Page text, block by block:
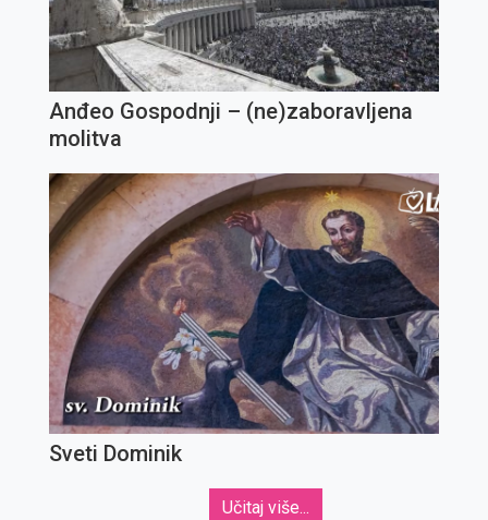
Anđeo Gospodnji – (ne)zaboravljena
molitva
Sveti Dominik
Učitaj više...